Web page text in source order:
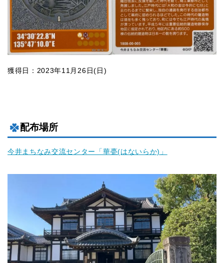
獲得日：2023年11月26日(日)
配布場所
今井まちなみ交流センター「華甍(はないらか)」